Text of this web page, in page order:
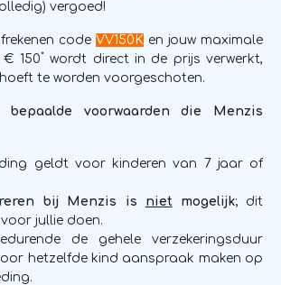
vergoed!
code VV150K en jouw maximale
150* wordt direct in de prijs verwerkt,
te worden voorgeschoten.
voorwaarden die Menzis
geldt voor kinderen van 7 jaar of
bij Menzis is niet mogelijk; dit
jullie doen.
de gehele verzekeringsduur
hetzelfde kind aanspraak maken op